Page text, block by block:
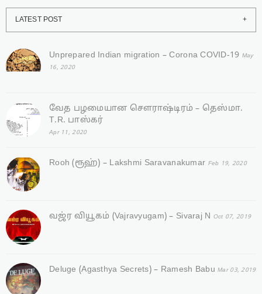
LATEST POST
Unprepared Indian migration – Corona COVID-19 May
16, 2020
வேத பழமையான சௌராஷ்டிரம் – தெஸ்மா.
T.R. பாஸ்கர்
Apr 11, 2020
Rooh (ரூஹ்) – Lakshmi Saravanakumar Feb 19, 2020
வஜ்ர‌ வியூகம் (Vajravyugam) – Sivaraj N Oct 07, 2019
Deluge (Agasthya Secrets) – Ramesh Babu Mar 03, 2019